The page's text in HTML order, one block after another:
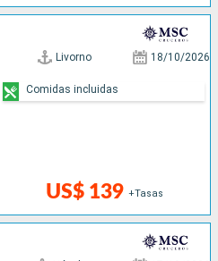
Livorno 18/10/2026
US$ 139 +Tasas
Comidas incluidas